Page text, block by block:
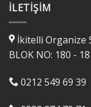
İLETIŞIM
İkitelli Organize
BLOK NO: 180 -
0212 549 69 39